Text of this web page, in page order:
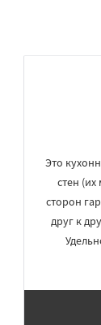
Это
стен
сторон
друг к